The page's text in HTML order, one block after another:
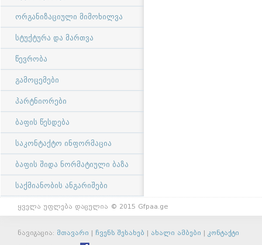
ორგანიზაციული მიმოხილვა
სტუქტურა და მართვა
წევრობა
გამოცემები
პარტნიორები
ბაფის წესდება
საკონტაქტო ინფორმაცია
ბაფის შიდა ნორმატიული ბაზა
საქმიანობის ანგარიშები
ყველა უფლება დაცულია © 2015 Gfpaa.ge
ნავიგაცია: მთავარი | ჩვენს შესახებ | ახალი ამბები | კონტაქტი